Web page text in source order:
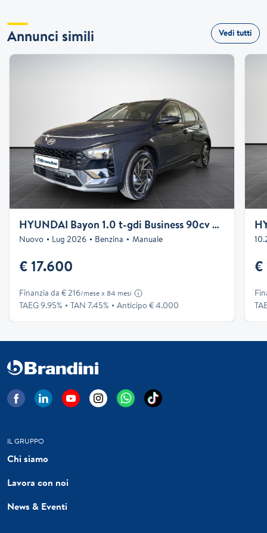
Annunci simili Vedi tutti
HYUNDAI Bayon 1.0 t-gdi Business 90cv mt
Nuovo Lug 2026 Benzina Manuale
€ 17.600
Finanzia da € 216/mese x 84 mesi
TAEG 9.95% TAN 7.45% Anticipo € 4.000
€
IL GRUPPO
Chi siamo
Lavora con noi
News & Eventi